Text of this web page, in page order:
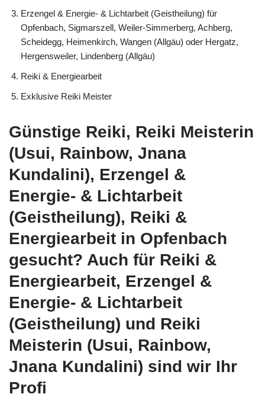
Erzengel & Energie- & Lichtarbeit (Geistheilung) für
Opfenbach, Sigmarszell, Weiler-Simmerberg, Achberg,
Scheidegg, Heimenkirch, Wangen (Allgäu) oder Hergatz,
Hergensweiler, Lindenberg (Allgäu)
Reiki & Energiearbeit
Exklusive Reiki Meister
Günstige Reiki, Reiki Meisterin
(Usui, Rainbow, Jnana
Kundalini), Erzengel &
Energie- & Lichtarbeit
(Geistheilung), Reiki &
Energiearbeit in Opfenbach
gesucht? Auch für Reiki &
Energiearbeit, Erzengel &
Energie- & Lichtarbeit
(Geistheilung) und Reiki
Meisterin (Usui, Rainbow,
Jnana Kundalini) sind wir Ihr
Profi